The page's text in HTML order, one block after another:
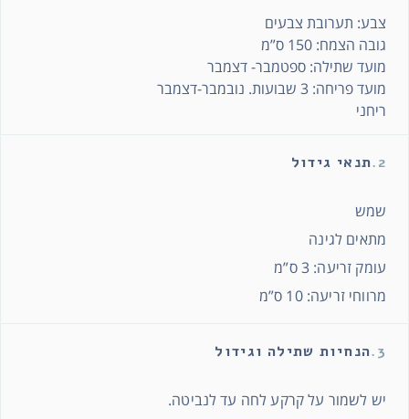
צבע: תערובת צבעים
גובה הצמח: 150 ס”מ
מועד שתילה: ספטמבר- דצמבר
מועד פריחה: 3 שבועות. נובמבר-דצמבר
ריחני
2. תנאי גידול
שמש
מתאים לגינה
עומק זריעה: 3 ס”מ
מרווחי זריעה: 10 ס”מ
3. הנחיות שתילה וגידול
יש לשמור על קרקע לחה עד לנביטה.